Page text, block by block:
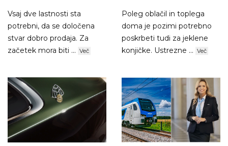
Vsaj dve lastnosti sta
potrebni, da se določena
stvar dobro prodaja. Za
začetek mora biti ... Več
Poleg oblačil in toplega
doma je pozimi potrebno
poskrbeti tudi za jeklene
konjičke. Ustrezne ... Več